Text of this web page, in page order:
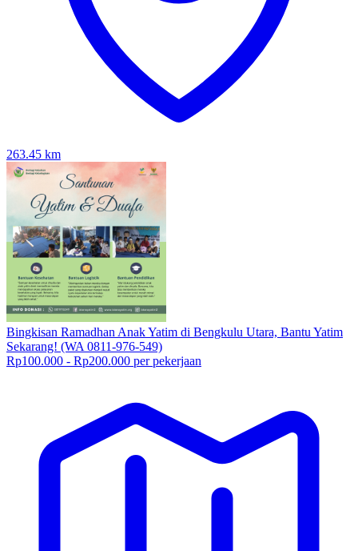
263.45 km
Bingkisan Ramadhan Anak Yatim di Bengkulu Utara, Bantu Yatim
Sekarang! (WA 0811-976-549)
Rp100.000 - Rp200.000 per pekerjaan